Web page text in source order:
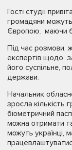
Гості студії
громадяни
Європою, маючи
Під час розмови,
експертів щодо
його суспільне,
держави.
Начальник
зросла кількість
біометричний
можна отримати
можуть українці,